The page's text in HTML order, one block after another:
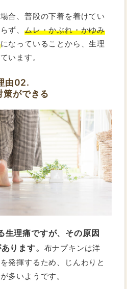
合、普段の下着を着けてい
ず、ムレ・かぶれ・かゆみ
になっていることから、生理
います。
由02.
策ができる
生理痛ですが、その原因
ります。 布ナプキンは洋
発揮するため、じんわりと
多いようです。